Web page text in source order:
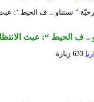
” نستناو .. ف الحيط “: عبث
ف الحيط “: عبث
633 زيارة